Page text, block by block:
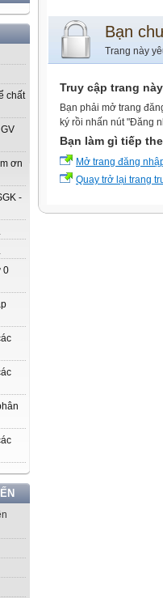
chất
ơn
-
0
Bạn
Trang này
Truy cập trang
Bạn phải mở trang
ký rồi nhấn nút "Đăng
Bạn làm gì tiếp
Mở trang đăng
Quay trở lại trang